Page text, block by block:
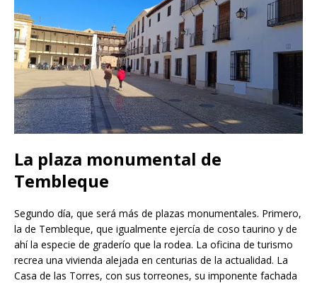
La plaza monumental de
Tembleque
Segundo día, que será más de plazas monumentales. Primero,
la de Tembleque, que igualmente ejercía de coso taurino y de
ahí la especie de graderío que la rodea. La oficina de turismo
recrea una vivienda alejada en centurias de la actualidad. La
Casa de las Torres, con sus torreones, su imponente fachada